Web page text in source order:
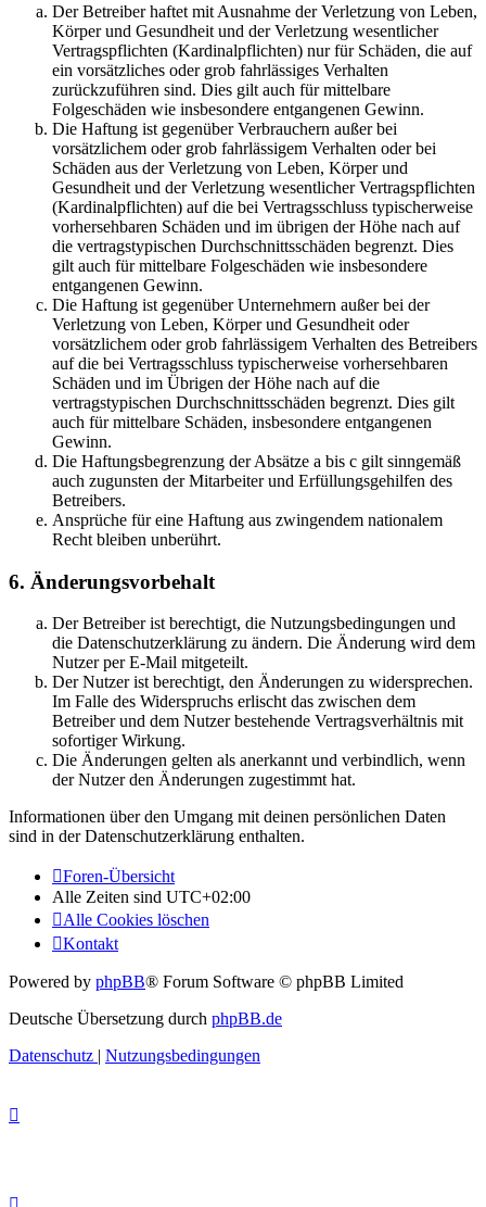
Der Betreiber haftet mit Ausnahme der Verletzung von Leben,
Körper und Gesundheit und der Verletzung wesentlicher
Vertragspflichten (Kardinalpflichten) nur für Schäden, die auf
ein vorsätzliches oder grob fahrlässiges Verhalten
zurückzuführen sind. Dies gilt auch für mittelbare
Folgeschäden wie insbesondere entgangenen Gewinn.
Die Haftung ist gegenüber Verbrauchern außer bei
vorsätzlichem oder grob fahrlässigem Verhalten oder bei
Schäden aus der Verletzung von Leben, Körper und
Gesundheit und der Verletzung wesentlicher Vertragspflichten
(Kardinalpflichten) auf die bei Vertragsschluss typischerweise
vorhersehbaren Schäden und im übrigen der Höhe nach auf
die vertragstypischen Durchschnittsschäden begrenzt. Dies
gilt auch für mittelbare Folgeschäden wie insbesondere
entgangenen Gewinn.
Die Haftung ist gegenüber Unternehmern außer bei der
Verletzung von Leben, Körper und Gesundheit oder
vorsätzlichem oder grob fahrlässigem Verhalten des Betreibers
auf die bei Vertragsschluss typischerweise vorhersehbaren
Schäden und im Übrigen der Höhe nach auf die
vertragstypischen Durchschnittsschäden begrenzt. Dies gilt
auch für mittelbare Schäden, insbesondere entgangenen
Gewinn.
Die Haftungsbegrenzung der Absätze a bis c gilt sinngemäß
auch zugunsten der Mitarbeiter und Erfüllungsgehilfen des
Betreibers.
Ansprüche für eine Haftung aus zwingendem nationalem
Recht bleiben unberührt.
6. Änderungsvorbehalt
Der Betreiber ist berechtigt, die Nutzungsbedingungen und
die Datenschutzerklärung zu ändern. Die Änderung wird dem
Nutzer per E-Mail mitgeteilt.
Der Nutzer ist berechtigt, den Änderungen zu widersprechen.
Im Falle des Widerspruchs erlischt das zwischen dem
Betreiber und dem Nutzer bestehende Vertragsverhältnis mit
sofortiger Wirkung.
Die Änderungen gelten als anerkannt und verbindlich, wenn
der Nutzer den Änderungen zugestimmt hat.
Informationen über den Umgang mit deinen persönlichen Daten
sind in der Datenschutzerklärung enthalten.
Foren-Übersicht
Alle Zeiten sind UTC+02:00
Alle Cookies löschen
Kontakt
Powered by phpBB® Forum Software © phpBB Limited
Deutsche Übersetzung durch phpBB.de
Datenschutz | Nutzungsbedingungen